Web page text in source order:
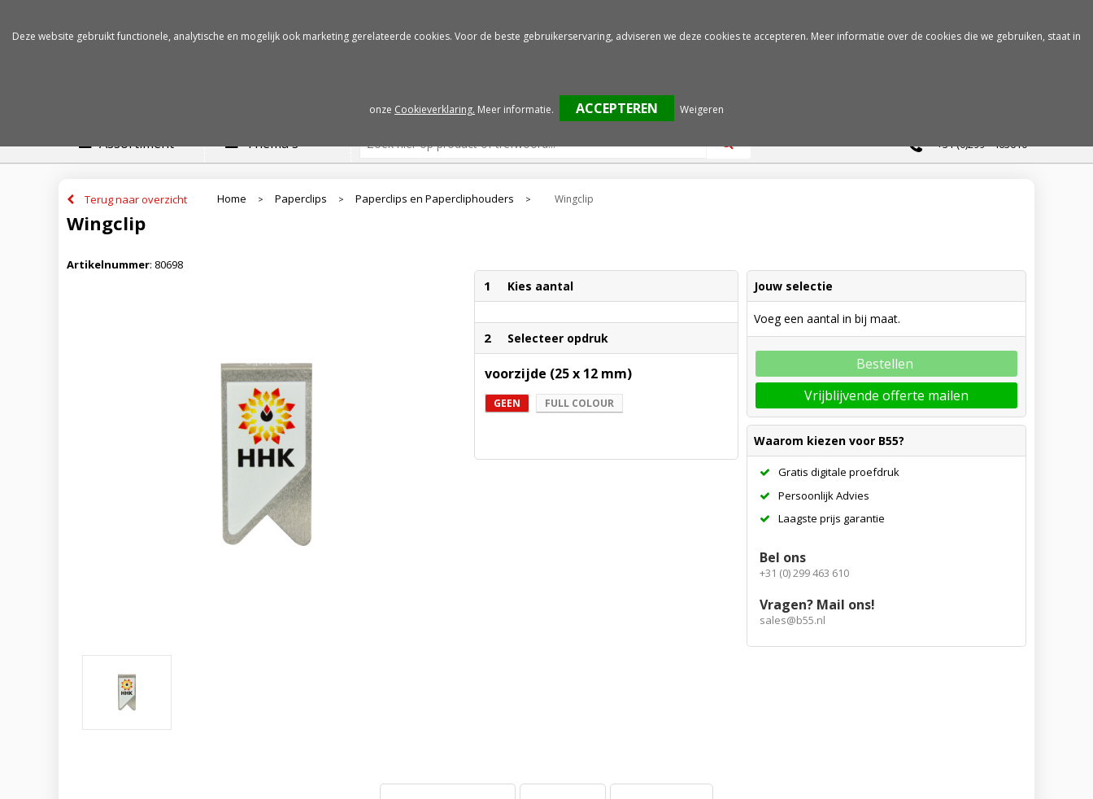
Assortiment Thema's +31 (0)299 - 463610
Terug naar overzicht Home > Paperclips > Paperclips en Papercliphouders > Wingclip
Wingclip
Artikelnummer: 80698
1 Kies aantal
2 Selecteer opdruk
voorzijde (25 x 12 mm)
GEEN FULL COLOUR
Jouw selectie
Voeg een aantal in bij maat.
Bestellen
Vrijblijvende offerte mailen
Waarom kiezen voor B55?
Gratis digitale proefdruk
Persoonlijk Advies
Laagste prijs garantie
Bel ons
+31 (0) 299 463 610
Vragen? Mail ons!
sales@b55.nl
Deze website gebruikt functionele, analytische en mogelijk ook marketing gerelateerde cookies. Voor de beste gebruikerservaring, adviseren we deze cookies te accepteren. Meer informatie over de cookies die we gebruiken, staat in
onze Cookieverklaring. Meer informatie. Weigeren